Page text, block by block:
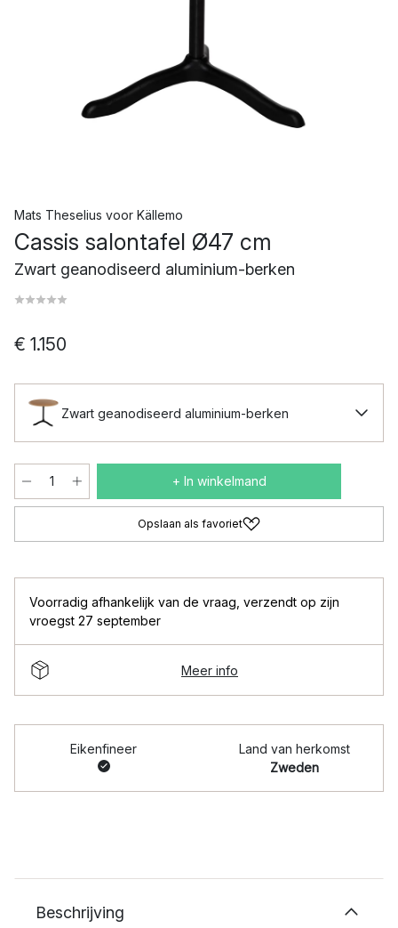
Mats Theselius voor Källemo
Cassis salontafel Ø47 cm
Zwart geanodiseerd aluminium-berken
€ 1.150
Zwart geanodiseerd aluminium-berken
+ In winkelmand
Opslaan als favoriet
Voorradig afhankelijk van de vraag verzendt op zijn
vroegst 27 september
Meer info
Eikenfineer
Land van herkomst
Zweden
Beschrijving